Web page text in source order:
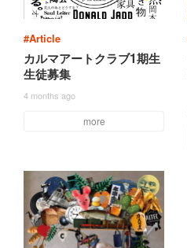
#Article
カルマアー トクラブ1期生
生徒募集
4 months ago
more